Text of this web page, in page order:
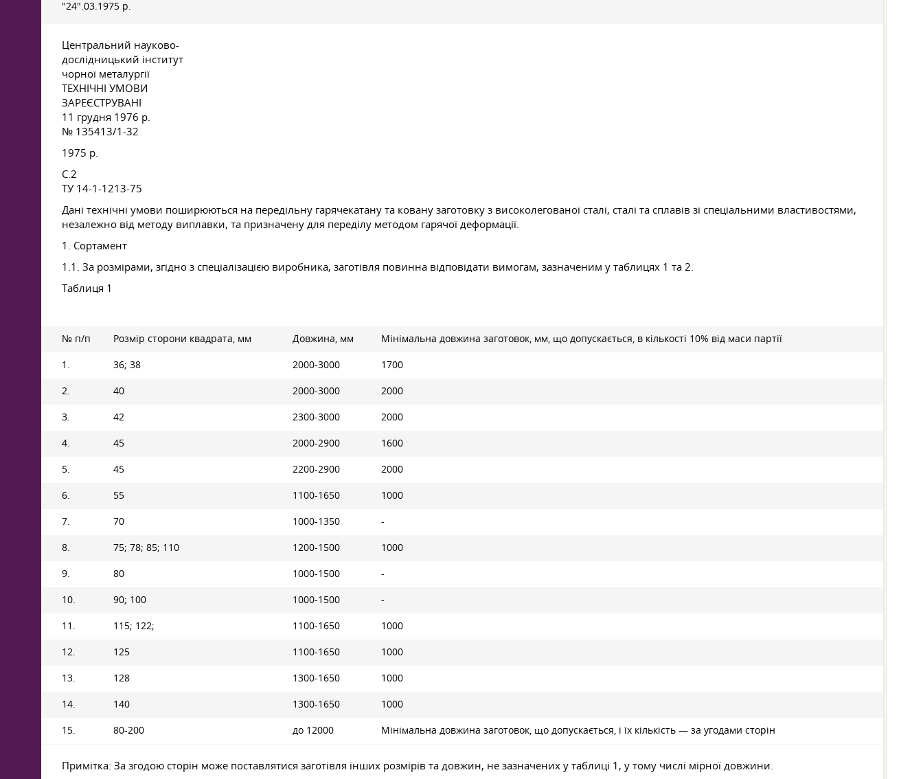
"24".03.1975 р.
Центральний науково-
дослідницький інститут
чорної металургії
ТЕХНІЧНІ УМОВИ
ЗАРЕЄСТРУВАНІ
11 грудня 1976 р.
№ 135413/1-32
1975 р.
С.2
ТУ 14-1-1213-75
Дані технічні умови поширюються на передільну гарячекатану та ковану заготовку з високолегованої сталі, сталі та сплавів зі спеціальними властивостями,
незалежно від методу виплавки, та призначену для переділу методом гарячої деформації.
1. Сортамент
1.1. За розмірами, згідно з спеціалізацією виробника, заготівля повинна відповідати вимогам, зазначеним у таблицях 1 та 2.
Таблиця 1
№ п/п Розмір сторони квадрата, мм Довжина, мм Мінімальна довжина заготовок, мм, що допускається, в кількості 10% від маси партії
1. 36; 38 2000-3000 1700
2. 40 2000-3000 2000
3. 42 2300-3000 2000
4. 45 2000-2900 1600
5. 45 2200-2900 2000
6. 55 1100-1650 1000
7. 70 1000-1350 -
8. 75; 78; 85; 110 1200-1500 1000
9. 80 1000-1500 -
10. 90; 100 1000-1500 -
11. 115; 122; 1100-1650 1000
12. 125 1100-1650 1000
13. 128 1300-1650 1000
14. 140 1300-1650 1000
15. 80-200 до 12000 Мінімальна довжина заготовок, що допускається, і їх кількість — за угодами сторін
Примітка: За згодою сторін може поставлятися заготівля інших розмірів та довжин, не зазначених у таблиці 1, у тому числі мірної довжини.